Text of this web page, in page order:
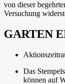
von dieser
Versuchung
GARTEN
Das
können auf